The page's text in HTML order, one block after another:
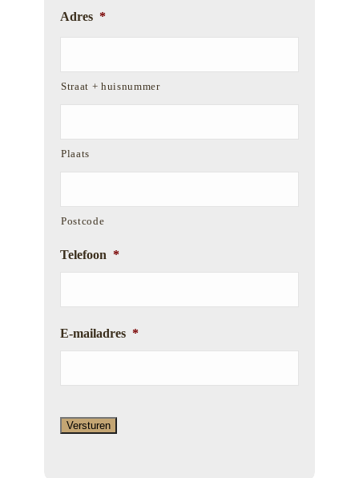
Adres *
Straat + huisnummer
Plaats
Postcode
Telefoon *
E-mailadres *
Versturen